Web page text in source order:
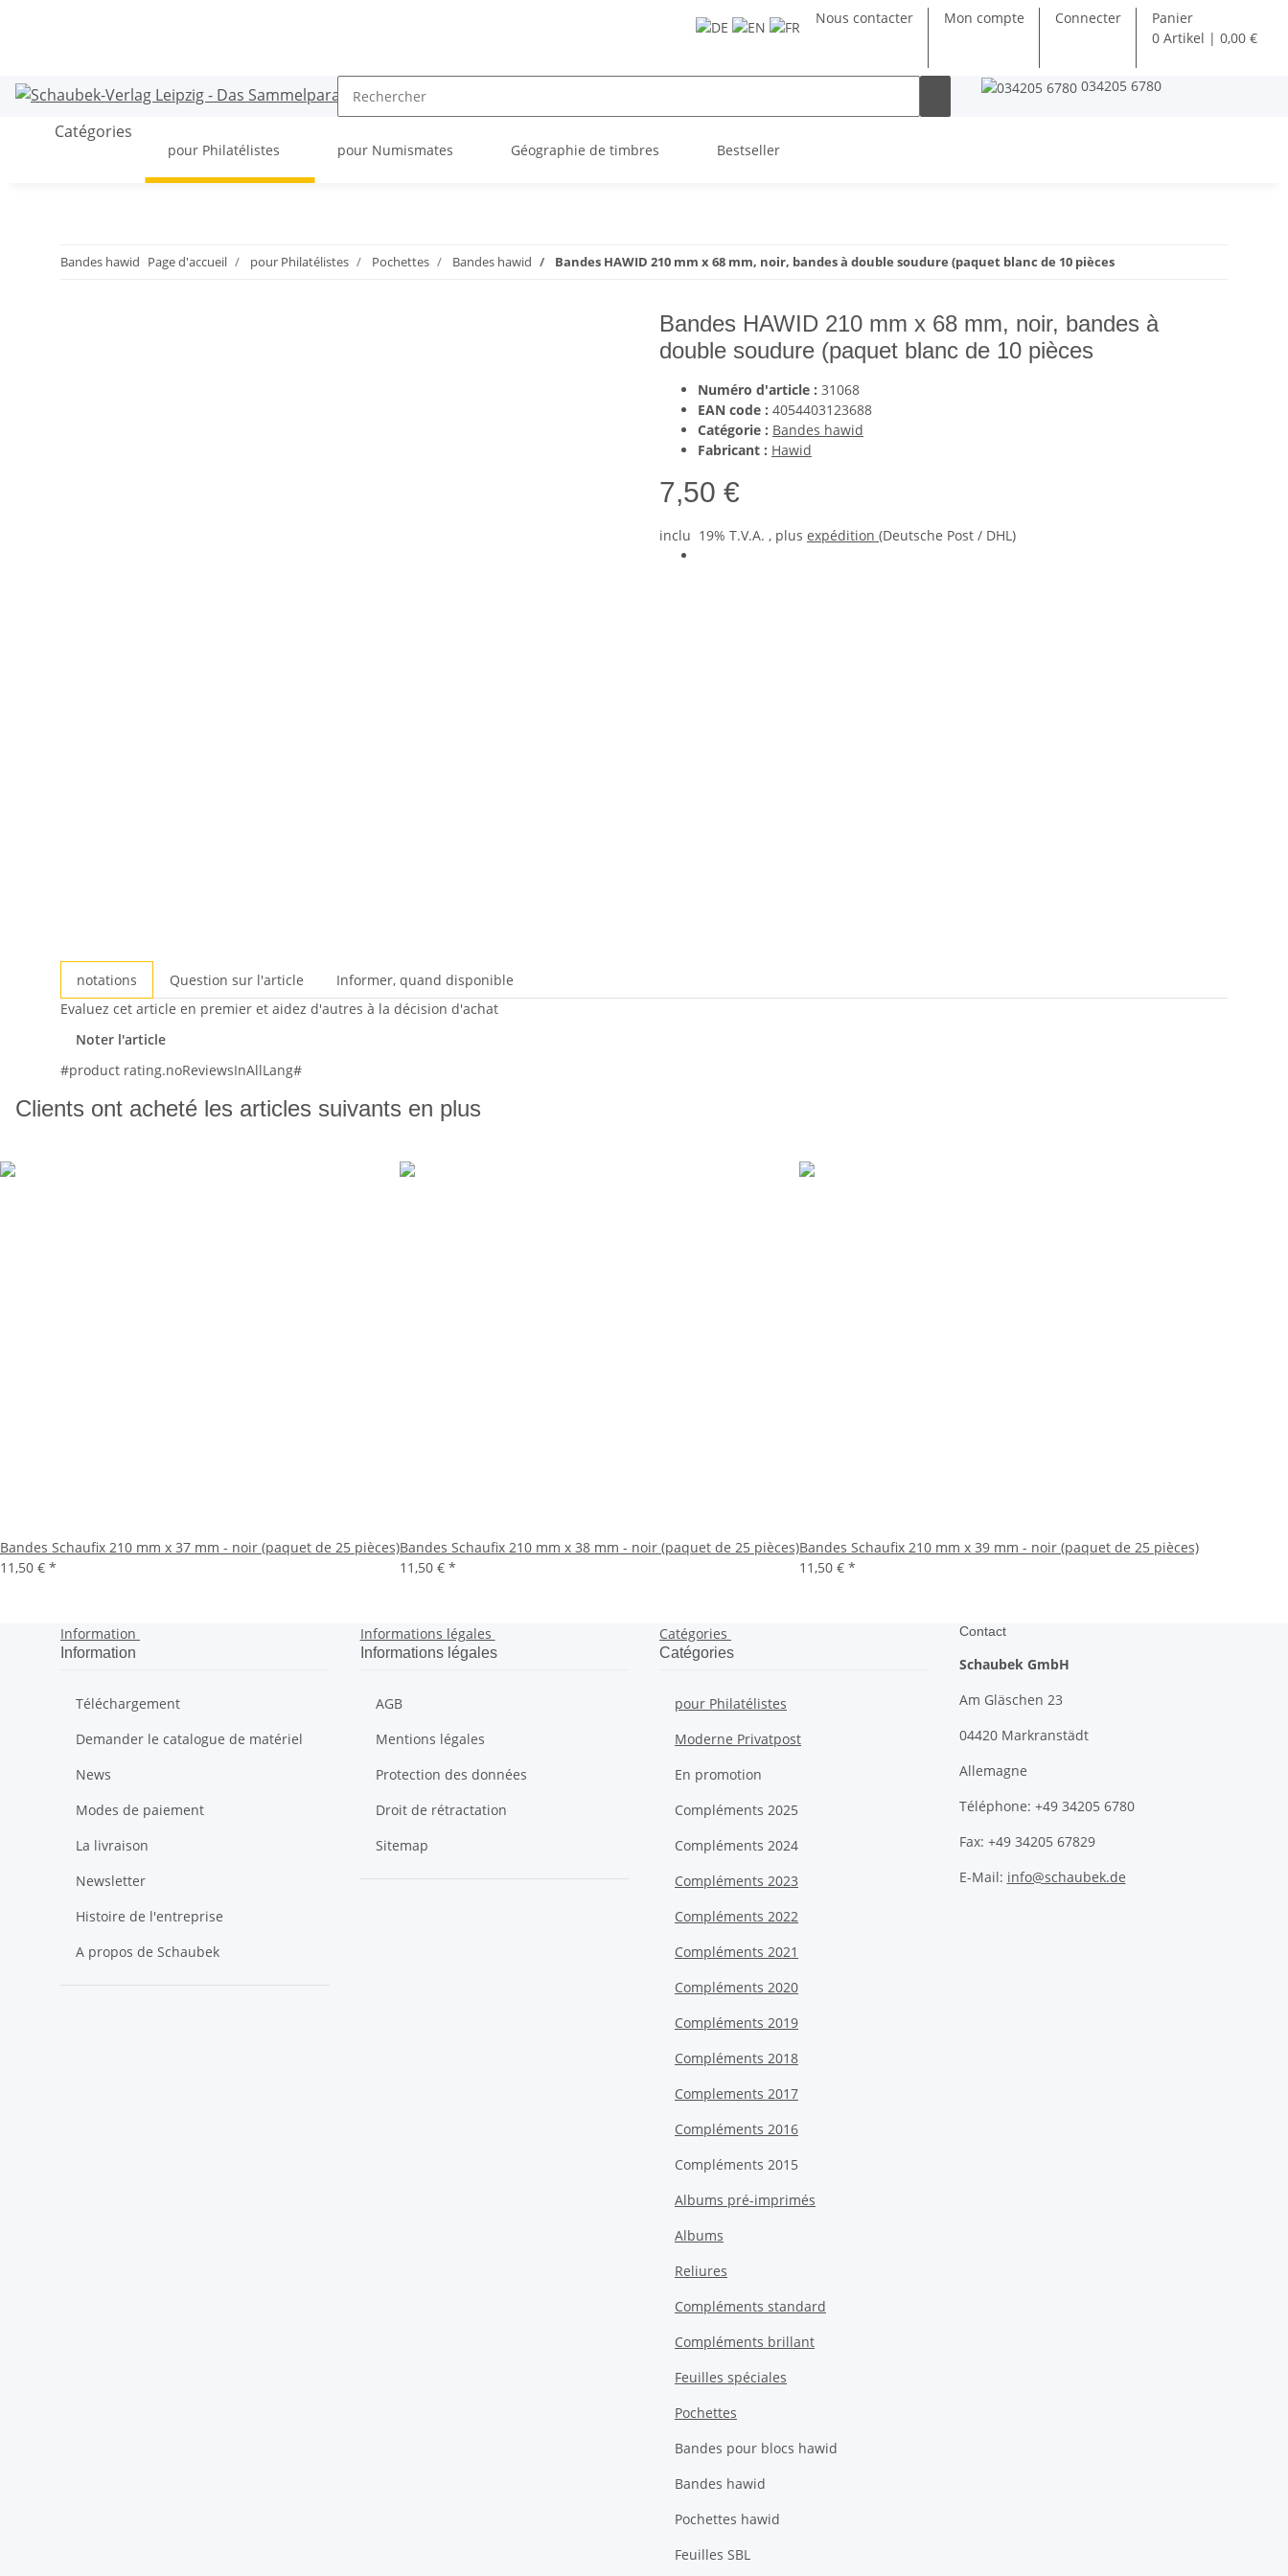
Nous contacter Mon compte Connecter
Panier
0 Artikel | 0,00 €
034205 6780
Catégories
pour Philatélistes pour Numismates Géographie de timbres Bestseller
Bandes hawid Page d'accueil pour Philatélistes Pochettes Bandes hawid Bandes HAWID 210 mm x 68 mm, noir, bandes à double soudure (paquet blanc de 10 pièces
Bandes HAWID 210 mm x 68 mm, noir, bandes à
double soudure (paquet blanc de 10 pièces
Numéro d'article : 31068
EAN code : 4054403123688
Catégorie : Bandes hawid
Fabricant : Hawid
7,50 €
inclu 19% T.V.A. , plus expédition (Deutsche Post / DHL)
notations Question sur l'article
Informer, quand disponible
Evaluez cet article en premier et aidez d'autres à la décision d'achat
Noter l'article
#product rating.noReviewsInAllLang#
Clients ont acheté les articles suivants en plus
Bandes Schaufix 210 mm x 37 mm - noir (paquet de 25 pièces)
11,50 € *
Bandes Schaufix 210 mm x 38 mm - noir (paquet de 25 pièces)
11,50 € *
Bandes Schaufix 210 mm x 39 mm - noir (paquet de 25 pièces)
11,50 € *
Information
Information
Téléchargement
Demander le catalogue de matériel
News
Modes de paiement
La livraison
Newsletter
Histoire de l'entreprise
A propos de Schaubek
Informations légales
Informations légales
AGB
Mentions légales
Protection des données
Droit de rétractation
Sitemap
Catégories
Catégories
pour Philatélistes
Moderne Privatpost
En promotion
Compléments 2025
Compléments 2024
Compléments 2023
Compléments 2022
Compléments 2021
Compléments 2020
Compléments 2019
Compléments 2018
Complements 2017
Compléments 2016
Compléments 2015
Albums pré-imprimés
Albums
Reliures
Compléments standard
Compléments brillant
Feuilles spéciales
Pochettes
Bandes pour blocs hawid
Bandes hawid
Pochettes hawid
Feuilles SBL
Contact
Schaubek GmbH
Am Gläschen 23
04420 Markranstädt
Allemagne
Téléphone: +49 34205 6780
Fax: +49 34205 67829
E-Mail: info@schaubek.de